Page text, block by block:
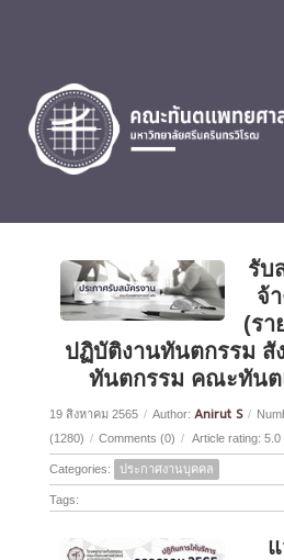
รับ
จ้
(รา
ปฏิบัติงานทันตกรรม สั
ทันตกรรม คณะทัน
19 สิงหาคม 2565 / Author: Anirut S /
(1280) / Comments (0) / Article rating: 5.0
Categories: ประกาศงานบุคคล
Tags: